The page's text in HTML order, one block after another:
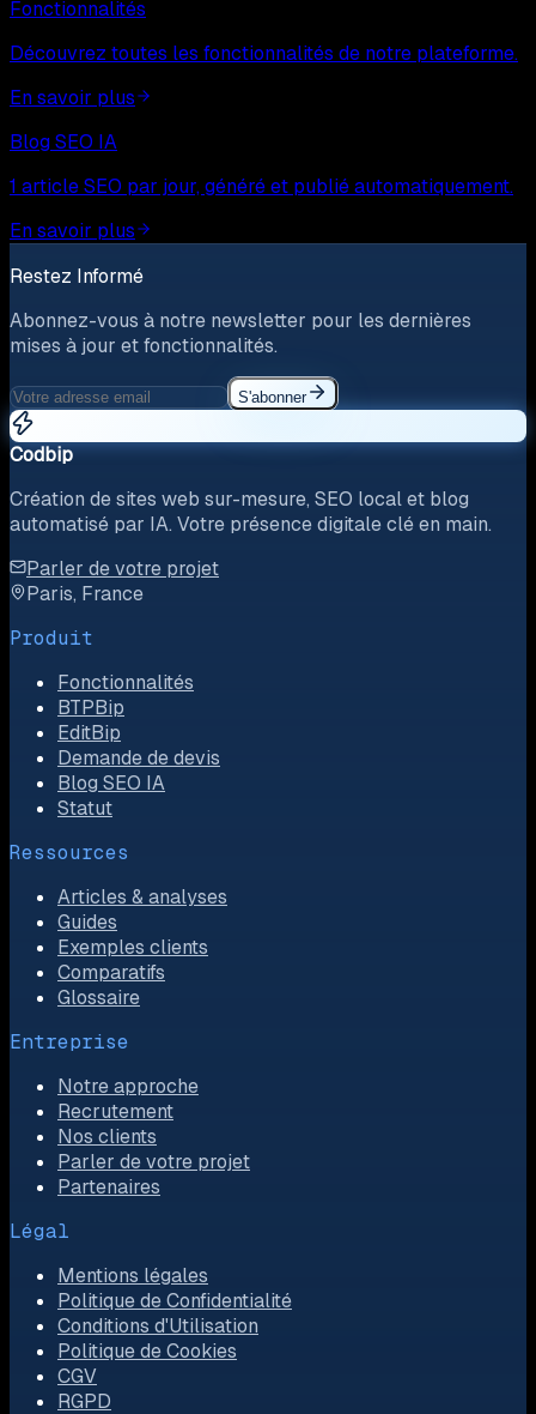
Fonctionnalités
Découvrez toutes les fonctionnalités de notre plateforme.
En savoir plus
Blog SEO IA
1 article SEO par jour, généré et publié automatiquement.
En savoir plus
Restez Informé
Abonnez-vous à notre newsletter pour les dernières
mises à jour et fonctionnalités.
S'abonner
Codbip
Création de sites web sur-mesure, SEO local et blog
automatisé par IA. Votre présence digitale clé en main.
Parler de votre projet
Paris, France
Produit
Fonctionnalités
BTPBip
EditBip
Demande de devis
Blog SEO IA
Statut
Ressources
Articles & analyses
Guides
Exemples clients
Comparatifs
Glossaire
Entreprise
Notre approche
Recrutement
Nos clients
Parler de votre projet
Partenaires
Légal
Mentions légales
Politique de Confidentialité
Conditions d'Utilisation
Politique de Cookies
CGV
RGPD